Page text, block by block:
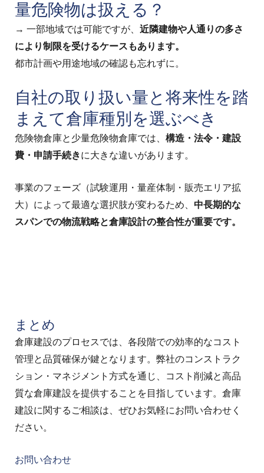
量危険物は扱える？
→ 一部地域では可能ですが、 近隣建物や人通りの多さ
により制限を受けるケースもあります。
都市計画や用途地域の確認も忘れずに。
自社の取り扱い量と将来性を踏
まえて倉庫種別を選ぶべき
危険物倉庫と少量危険物倉庫では、 構造・法令・建設
費・申請手続きに大きな違いがあります。
事業のフェーズ（試験運用・量産体制・販売エリア拡
大）によって最適な選択肢が変わるため、 中長期的な
スパンでの物流戦略と倉庫設計の整合性が重要です。
まとめ
倉庫建設のプロセスでは、各段階での効率的なコスト
管理と品質確保が鍵となります。弊社のコンストラク
ション・マネジメント方式を通じ、コスト削減と高品
質な倉庫建設を提供することを目指しています。倉庫
建設に関するご相談は、ぜひお気軽にお問い合わせく
ださい。
お問い合わせ